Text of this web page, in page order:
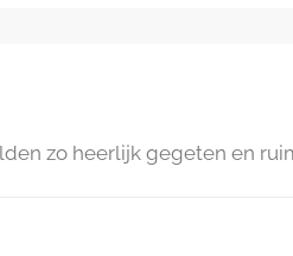
zo heerlijk gegeten en